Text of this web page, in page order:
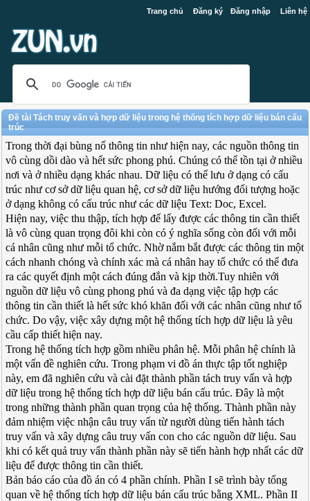
Trang chủ Đăng ký Đăng nhập Liên hệ
Đề tài Tách truy vấn và hợp dữ liệu trong hệ thống tích hợp dữ liệu bán cấu
trúc
Trong thời đại bùng nổ thông tin như hiện nay, các nguồn thông tin
vô cùng dồi dào và hết sức phong phú. Chúng có thể tồn tại ở nhiều
nơi và ở nhiều dạng khác nhau. Dữ liệu có thể lưu ở dạng có cấu
trúc như cơ sở dữ liệu quan hệ, cơ sở dữ liệu hướng đối tượng hoặc
ở dạng không có cấu trúc như các dữ liệu Text: Doc, Excel.
Hiện nay, việc thu thập, tích hợp để lấy được các thông tin cần thiết
là vô cùng quan trọng đôi khi còn có ý nghĩa sống còn đối với mỗi
cá nhân cũng như mỗi tổ chức. Nhờ nắm bắt được các thông tin một
cách nhanh chóng và chính xác mà cá nhân hay tổ chức có thể đưa
ra các quyết định một cách đúng đắn và kịp thời.Tuy nhiên với
nguồn dữ liệu vô cùng phong phú và đa dạng việc tập hợp các
thông tin cần thiết là hết sức khó khăn đối với các nhân cũng như tổ
chức. Do vậy, việc xây dựng một hệ thống tích hợp dữ liệu là yêu
cầu cấp thiết hiện nay.
Trong hệ thống tích hợp gồm nhiều phân hệ. Mỗi phân hệ chính là
một vấn đề nghiên cứu. Trong phạm vi đồ án thực tập tốt nghiệp
này, em đã nghiên cứu và cài đặt thành phần tách truy vấn và hợp
dữ liệu trong hệ thống tích hợp dữ liệu bán cấu trúc. Đây là một
trong những thành phần quan trọng của hệ thống. Thành phần này
đảm nhiệm việc nhận câu truy vấn từ người dùng tiến hành tách
truy vấn và xây dựng câu truy vấn con cho các nguồn dữ liệu. Sau
khi có kết quả truy vấn thành phần này sẽ tiến hành hợp nhất các dữ
liệu để được thông tin cần thiết.
Bản báo cáo của đồ án có 4 phần chính. Phần I sẽ trình bày tổng
quan về hệ thống tích hợp dữ liệu bán cấu trúc bằng XML. Phần II